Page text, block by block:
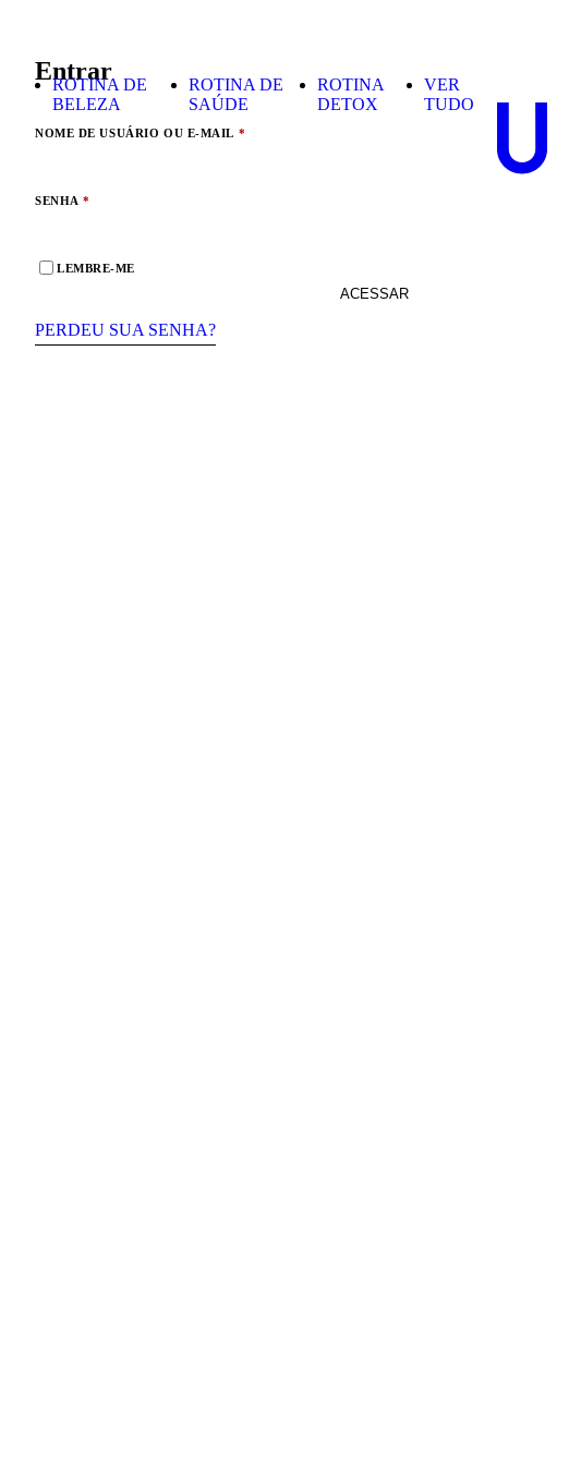
ROTINA DE
BELEZA
ROTINA DE
SAÚDE
ROTINA
DETOX
VER
TUDO
Entrar
NOME DE USUÁRIO OU E-MAIL *
SENHA*
LEMBRE-ME
ACESSAR
PERDEU SUA SENHA?